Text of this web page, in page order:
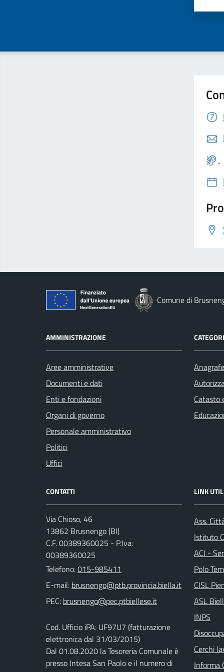
Comune di
AMMINISTRAZIONE
Aree amministrative
Documenti e dati
Enti e fondazioni
Organi di governo
Personale amministrativo
Politici
Uffici
Catasto
CONTATTI
Via Chioso, 46
13862 Brusnengo (BI)
C.F. 00389360025 - P.Iva:
00389360025
Telefono:015-985411
E-mail:
PEC:
Cod. Ufficio iPA: UF97U7 (fatturazione
elettronica dal 31/03/2015)
Dal 01.08.2020 la Tesoreria Comunale è
presso Intesa San Paolo e il numero di
LINK
Ass.
Istituto
ACI -
Polo
CISL
ASL
INPS
Cerchi
Informa